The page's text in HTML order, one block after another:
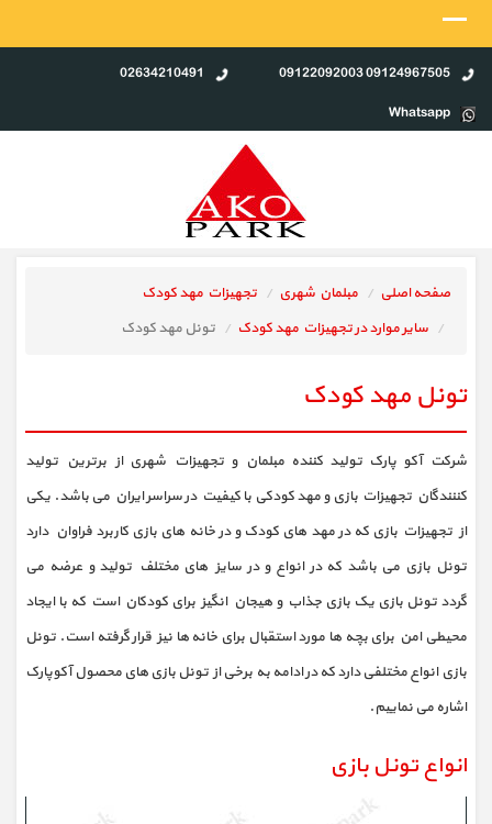
09124967505 09122092003
02634210491
Whatsapp
صفحه اصلی مبلمان شهری
تجهیزات مهد کودک
سایر موارد در تجهیزات مهد کودک
تونل مهد کودک
تونل مهد کودک
شرکت آکو پارک تولید کننده مبلمان و تجهیزات شهری از برترین تولید
کننندگان تجهیزات بازی و مهد کودکی با کیفیت در سراسر ایران می باشد. یکی
از تجهیزات بازی که در مهد های کودک و در خانه های بازی کاربرد فراوان دارد
تونل بازی می باشد که در انواع و در سایز های مختلف تولید و عرضه می
گردد تونل بازی یک بازی جذاب و هیجان انگیز برای کودکان است که با ایجاد
محیطی امن برای بچه ها مورد استقبال برای خانه ها نیز قرار گرفته است. تونل
بازی انواع مختلفی دارد که در ادامه به برخی از تونل بازی های محصول آکوپارک
اشاره می نماییم.
انواع تونل بازی